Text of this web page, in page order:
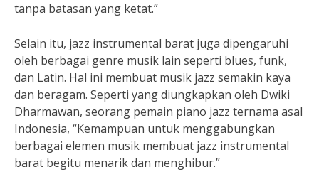
tanpa batasan yang ketat.”
Selain itu, jazz instrumental barat juga dipengaruhi
oleh berbagai genre musik lain seperti blues, funk,
dan Latin. Hal ini membuat musik jazz semakin kaya
dan beragam. Seperti yang diungkapkan oleh Dwiki
Dharmawan, seorang pemain piano jazz ternama asal
Indonesia, “Kemampuan untuk menggabungkan
berbagai elemen musik membuat jazz instrumental
barat begitu menarik dan menghibur.”